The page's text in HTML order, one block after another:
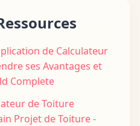
de Calculateur
ses Avantages et
Complete
de Toiture
Projet de Toiture -